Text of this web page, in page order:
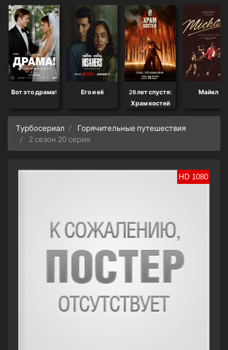
Вот это драма! Его и её
28 лет спустя:
Храм костей
Майкл
Турбосериал
Горячительные путешествия
2 сезон 20 серия
HD 1080